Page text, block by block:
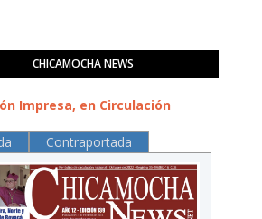
CHICAMOCHA NEWS
Impresa, en Circulación
Contraportada